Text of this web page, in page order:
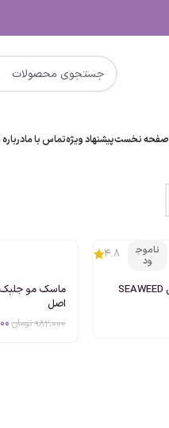
صفحه نخستپیشنهاد ویژهتماس با ما
ناموج
ود 4.8
پک شامپو+ماسک مو جلبک دریایی SEAWEED
اصل
982،000 تومان